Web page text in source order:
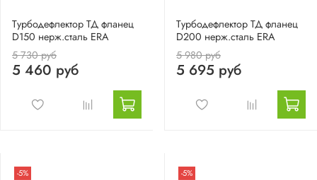
Турбодефлектор ТД фланец
D150 нерж.сталь ERA
5 730 руб
5 460 руб
Турбодефлектор ТД фланец
D200 нерж.сталь ERA
5 980 руб
5 695 руб
-5% -5%